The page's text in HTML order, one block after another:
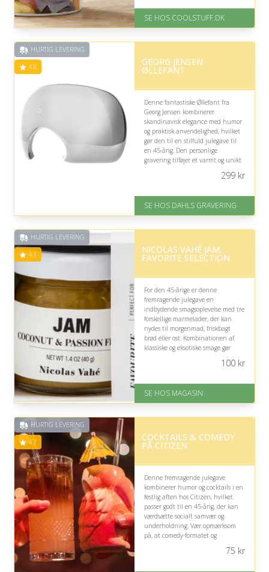
er 1-3 hverdage.
på 4.5 ud af 5
SE HOS COOLSTUFF.DK
HURTIG LEVERING
4.8 GEORG JENSEN
ØLLEFANT
Denne fantastiske Øllefant fra
Georg Jensen kombinerer
skandinavisk elegance med humor
og praktisk anvendelighed, hvilket
gør den til en stilfuld julegave til
en 45-årig. Den personlige
gravering tilføjer et varmt og unikt
På lager
Levering: 2-3 dage
på 4.8 ud af 5
299kr
SE HOS DAHLS GRAVERING
HURTIG LEVERING
4.1 NICOLAS VAHÉ JAM,
FAVORITE SELECTION
For den 45-årige er denne
fremragende julegave en
indbydende smagsoplevelse med tre
forskellige marmelader, der kan
nydes til morgenmad, friskbagt
brød eller ost. Kombinationen af
klassiske og eksotiske smage gør
På lager
Levering: 1-3 dage
af 5
100kr
SE HOS MAGASIN
HURTIG LEVERING
4.7 COCKTAILS & COMEDY
PÅ CITIZEN
Denne fremragende julegave
kombinerer humor og cocktails i en
festlig aften hos Citizen, hvilket
passer godt til en 45-årig, der kan
værdsætte socialt samvær og
underholdning. Vær opmærksom
på, at comedy-formatet og
75 kr